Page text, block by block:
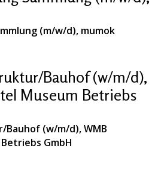
(m/w/d), mumok
Bauhof (w/m/d),
Museum Betriebs
(w/m/d), WMB
GmbH